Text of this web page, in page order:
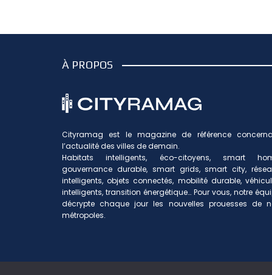
À PROPOS
Cityramag est le magazine de référence
l’actualité des villes de demain.
Habitats intelligents, éco-citoyens, smart
gouvernance durable, smart grids, smart city,
intelligents, objets connectés, mobilité durable,
intelligents, transition énergétique… Pour vous, notre
décrypte chaque jour les nouvelles prouesses de
métropoles.